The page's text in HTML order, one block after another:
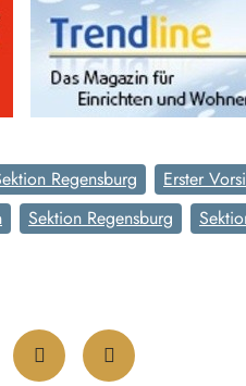
Regensburg
Erster
Sektion Regensburg